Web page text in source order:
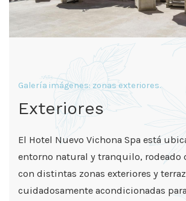
Galería imágenes: zonas exteriores.
Exteriores
El Hotel Nuevo Vichona Spa está
entorno natural y tranquilo, rodeado
con distintas zonas exteriores y
cuidadosamente acondicionadas